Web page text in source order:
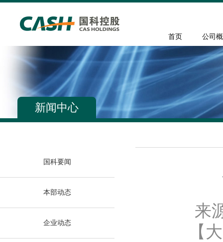
首页 公司
新闻中心
国科要闻
本部动态
企业动态
来
【 大